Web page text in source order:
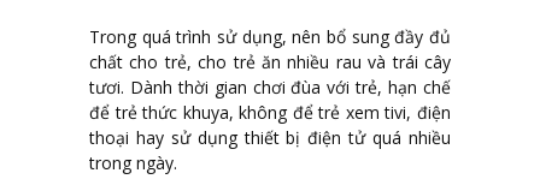
Trong quá trình sử dụng, nên bổ sung đầy đủ
chất cho trẻ, cho trẻ ăn nhiều rau và trái cây
tươi. Dành thời gian chơi đùa với trẻ, hạn chế
để trẻ thức khuya, không để trẻ xem tivi, điện
thoại hay sử dụng thiết bị điện tử quá nhiều
trong ngày.